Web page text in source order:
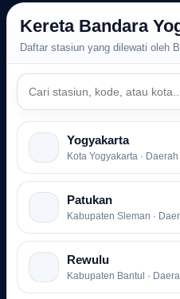
Kereta Bandara
Daftar stasiun yang dilewati oleh
Yogyakarta
Kota Yogyakarta ·
Patukan
Kabupaten Sleman ·
Rewulu
Kabupaten Bantul ·